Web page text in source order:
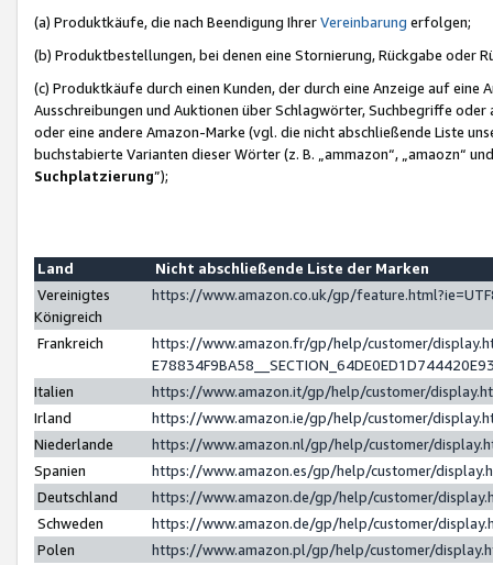
(a) Produktkäufe, die nach Beendigung IhrerVereinbarung erfolgen;
(b) Produktbestellungen, bei denen eine Stornierung, Rückgabe oder
(c) Produktkäufe durch einen Kunden, der durch eine Anzeige auf
Ausschreibungen und Auktionen über Schlagwörter, Suchbegriffe
oder eine andere Amazon-Marke (vgl. die nicht abschließende Liste
buchstabierte Varianten dieser Wörter (z. B. „ammazon“, „amaozn“
Suchplatzierung”);
Land
Nicht abschließende Liste der Marken
Vereinigtes
Königreich
https://www.amazon.co.uk/gp/
Frankreich
https://www.amazon.fr/gp/help/customer/
Italien
https://www.amazon.it/gp/help/customer/
Irland
https://www.amazon.ie/gp/help/customer/
Niederlande
https://www.amazon.nl/gp/help/customer/
Spanien
https://www.amazon.es/gp/help/customer/
Deutschland
https://www.amazon.de/gp/help/customer/
Schweden
https://www.amazon.de/gp/help/customer/
Polen
https://www.amazon.pl/gp/help/customer/